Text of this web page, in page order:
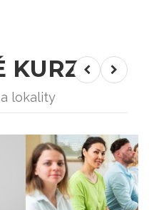
KURZY
lokality